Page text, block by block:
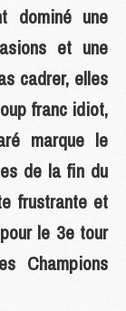
dominé une
et une
cadrer, elles
franc idiot,
marque le
de la fin du
frustrante et
le 3e tour
Champions